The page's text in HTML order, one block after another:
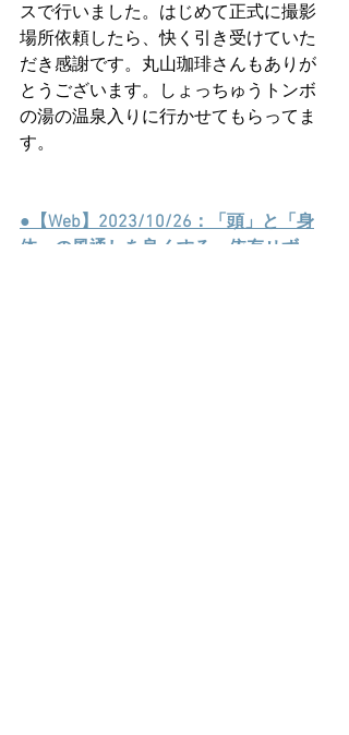
スで行いました。はじめて正式に撮影
場所依頼したら、快く引き受けていた
だき感謝です。丸山珈琲さんもありが
とうございます。しょっちゅうトンボ
の湯の温泉入りに行かせてもらってま
す。
●【Web】2023/10/26：「頭」と「身
体」の風通しを良くする。依存せず、